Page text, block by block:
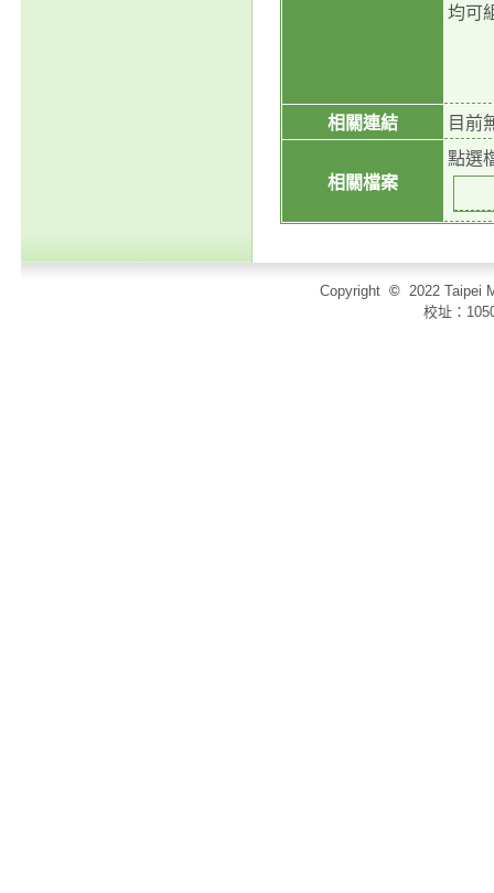
均可
相關連結 目前
相關檔案
點選
Copyright © 2022 Taipei
校址：